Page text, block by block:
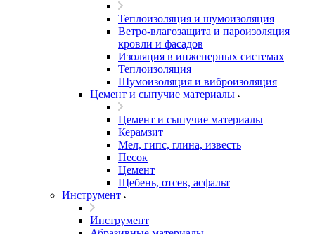
Теплоизоляция и шумоизоляция
Ветро-влагозащита и пароизоляция
кровли и фасадов
Изоляция в инженерных системах
Теплоизоляция
Шумоизоляция и виброизоляция
Цемент и сыпучие материалы
Цемент и сыпучие материалы
Керамзит
Мел, гипс, глина, известь
Песок
Цемент
Щебень, отсев, асфальт
Инструмент
Инструмент